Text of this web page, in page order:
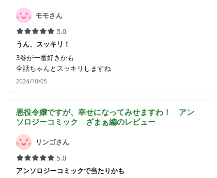
モモさん
5.0
うん、スッキリ！
3巻が一番好きかも
全話ちゃんとスッキリしますね
2024/10/05
悪役令嬢ですが、幸せになってみせますわ！ アン
ソロジーコミック ざまぁ編のレビュー
リンゴさん
5.0
アンソロジーコミックで当たりかも